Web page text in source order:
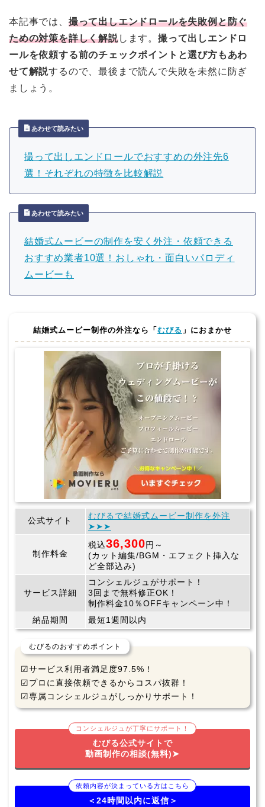
本記事では、 撮って出しエンドロールを失敗例と防ぐ
ための対策を詳しく解説します。撮って出しエンドロ
ールを依頼する前のチェックポイントと選び方もあわ
せて解説するので、最後まで読んで失敗を未然に防ぎ
ましょう。
あわせて読みたい
撮って出しエンドロールでおすすめの外注先6
選！それぞれの特徴を比較解説
あわせて読みたい
結婚式ムービーの制作を安く外注・依頼できる
おすすめ業者10選！おしゃれ・面白いパロディ
ムービーも
結婚式ムービー制作の外注なら「 むびる 」におまかせ
公式サイト
むびるで結婚式ムービー制作を外注
➤➤➤
制作料金
税込36,300円～
(カット編集/BGM・エフェクト挿入な
ど全部込み)
サービス詳細
コンシェルジュがサポート！
3回まで無料修正OK！
制作料金10％OFFキャンペーン中！
納品期間
最短1週間以内
むびるのおすすめポイント
☑サービス利用者満足度97.5%！
☑プロに直接依頼できるからコスパ抜群！
☑専属コンシェルジュがしっかりサポート！
コンシェルジュが丁寧にサポート！
むびる公式サイトで
動画制作の相談(無料)➤
依頼内容が決まっている方はこちら
＜24時間以内に返信＞